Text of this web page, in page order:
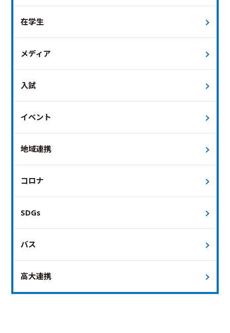
在学生
メディア
入試
イベント
地域連携
コロナ
SDGs
バス
高大連携